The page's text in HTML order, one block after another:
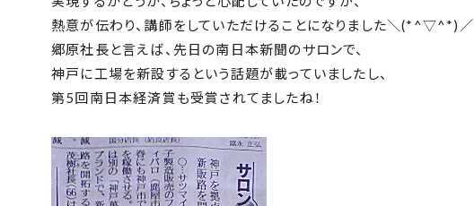
熱意が伝わり、講師をしていただけることになりました＼(*^▽^*)／
郷原社長と言えば、先日の南日本新聞のサロンで、
神戸に工場を新設するという話題が載っていましたし、
第5回南日本経済賞も受賞されてましたね！